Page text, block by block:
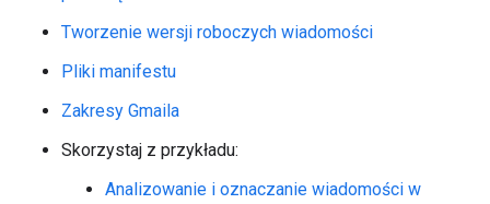
Tworzenie wersji roboczych wiadomości
Pliki manifestu
Zakresy Gmaila
Skorzystaj z przykładu:
Analizowanie i oznaczanie wiadomości w